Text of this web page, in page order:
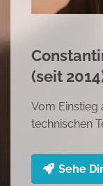
Mariana:
Begonnen
tätig und